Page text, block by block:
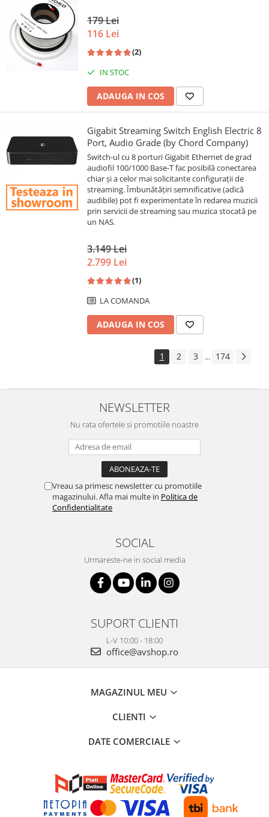
179 Lei
116 Lei
(2)
IN STOC
ADAUGA IN COS
Gigabit Streaming Switch English Electric 8
Port, Audio Grade (by Chord Company)
Switch-ul cu 8 porturi Gigabit Ethernet de grad
audiofil 100/1000 Base-T fac posibilă conectarea
chiar și a celor mai solicitante configurații de
streaming. Îmbunătățiri semnificative (adică
audibile) pot fi experimentate în redarea muzicii
prin servicii de streaming sau muzica stocată pe
un NAS.
3.149 Lei
2.799 Lei
(1)
LA COMANDA
ADAUGA IN COS
1 2 3 ... 174
NEWSLETTER
Nu rata ofertele si promotiile noastre
Vreau sa primesc newsletter cu promotiile
magazinului. Afla mai multe in Politica de
Confidentialitate
SOCIAL
Urmareste-ne in social media
SUPORT CLIENTI
L-V 10:00 - 18:00
office@avshop.ro
MAGAZINUL MEU
CLIENTI
DATE COMERCIALE